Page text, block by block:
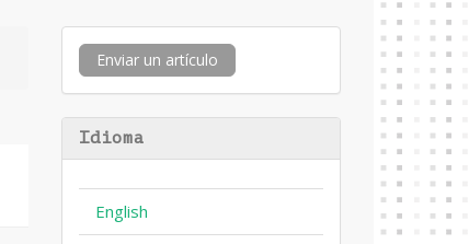
Enviar
un
artículo
Enviar un artículo
Idioma
English